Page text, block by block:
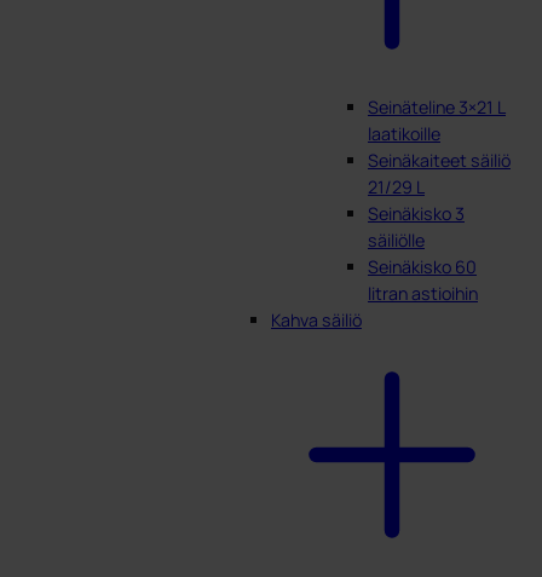
Seinäteline 3×21 L
laatikoille
Seinäkaiteet säiliö
21/29 L
Seinäkisko 3
säiliölle
Seinäkisko 60
litran astioihin
Kahva säiliö